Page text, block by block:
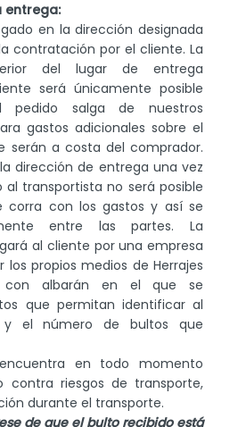
entrega:
en la dirección designada
contratación por el cliente. La
del lugar de entrega
será únicamente posible
salga de nuestros
gastos adicionales sobre el
serán a costa del comprador.
dirección de entrega una vez
transportista no será posible
corra con los gastos y así se
entre las partes. La
al cliente por una empresa
propios medios de Herrajes
con albarán en el que se
que permitan identificar al
y el número de bultos que
en todo momento
contra riesgos de transporte,
durante el transporte.
de que el bulto recibido está